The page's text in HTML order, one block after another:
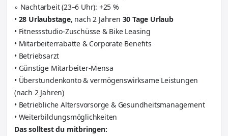
◦ Nachtarbeit (23–6 Uhr): +25 %
• 28 Urlaubstage, nach 2 Jahren 30 Tage Urlaub
• Fitnessstudio-Zuschüsse & Bike Leasing
• Mitarbeiterrabatte & Corporate Benefits
• Betriebsarzt
• Günstige Mitarbeiter-Mensa
• Überstundenkonto & vermögenswirksame Leistungen
(nach 2 Jahren)
• Betriebliche Altersvorsorge & Gesundheitsmanagement
• Weiterbildungsmöglichkeiten
Das solltest du mitbringen: